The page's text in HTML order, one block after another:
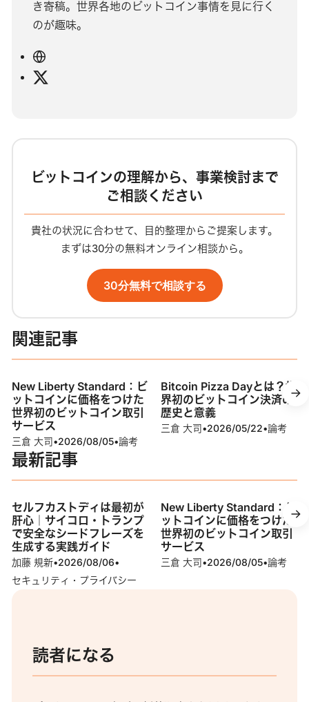
き寄稿。世界各地のビットコイン事情を見に行く
のが趣味。
ウ
ェ
イ
ビットコインの理解から、事業検討まで
ご相談ください
貴社の状況に合わせて、目的整理からご提案します。
まずは30分の無料オンライン相談から。
30分無料で相談する
関連記事
New Liberty Standard：ビ
ットコインに価格をつけた
世界初のビットコイン取引
サービス
三倉 大司•2026/08/05•論考
Bitcoin Pizza Dayとは？世
界初のビットコイン決済の
歴史と意義
三倉 大司•2026/05/22•論考
最新記事
セルフカストディは最初が
肝心｜サイコロ・トランプ
で安全なシードフレーズを
生成する実践ガイド
加藤 規新•2026/08/06•
セキュリティ・プライバシー
New Liberty Standard：ビ
ットコインに価格をつけた
世界初のビットコイン取引
サービス
三倉 大司•2026/08/05•論考
読者になる